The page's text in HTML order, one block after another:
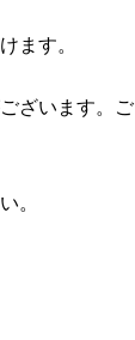
ます。
ざいます。ご
。